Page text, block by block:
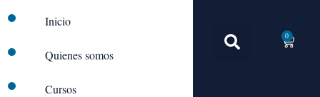
0
Inicio
Quienes somos
Cursos